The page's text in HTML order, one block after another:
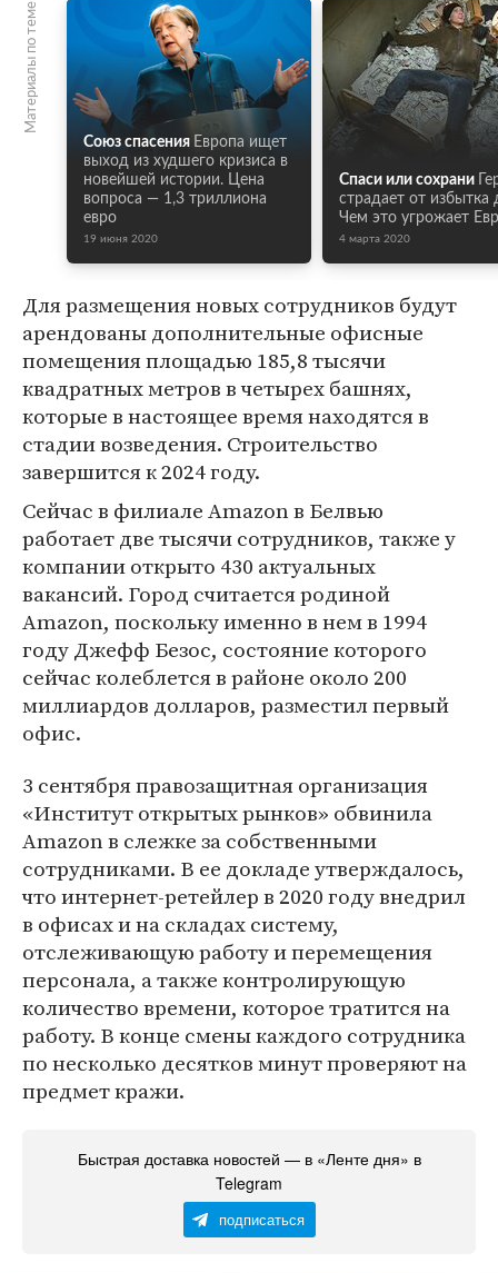
Материалы по теме
Союз спасения Европа ищет
выход из худшего кризиса в
новейшей истории. Цена
вопроса — 1,3 триллиона
евро
19 июня 2020
Спаси или сохрани
страдает от избытка
Чем это угрожает
4 марта 2020
Для размещения новых сотрудников будут
арендованы дополнительные офисные
помещения площадью 185,8 тысячи
квадратных метров в четырех башнях,
которые в настоящее время находятся в
стадии возведения. Строительство
завершится к 2024 году.
Сейчас в филиале Amazon в Белвью
работает две тысячи сотрудников, также у
компании открыто 430 актуальных
вакансий. Город считается родиной
Amazon, поскольку именно в нем в 1994
году Джефф Безос, состояние которого
сейчас колеблется в районе около 200
миллиардов долларов, разместил первый
офис.
3 сентября правозащитная организация
«Институт открытых рынков» обвинила
Amazon в слежке за собственными
сотрудниками. В ее докладе утверждалось,
что интернет-ретейлер в 2020 году внедрил
в офисах и на складах систему,
отслеживающую работу и перемещения
персонала, а также контролирующую
количество времени, которое тратится на
работу. В конце смены каждого сотрудника
по несколько десятков минут проверяют на
предмет кражи.
Быстрая доставка новостей — в «Ленте дня» в
Telegram
подписаться